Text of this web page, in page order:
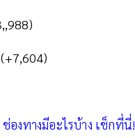
องทางมีอะไรบ้าง เช็กที่นี่!